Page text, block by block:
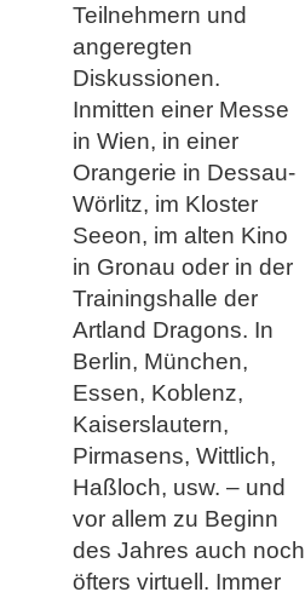
Teilnehmern und
angeregten
Diskussionen.
Inmitten einer Messe
in Wien, in einer
Orangerie in Dessau-
Wörlitz, im Kloster
Seeon, im alten Kino
in Gronau oder in der
Trainingshalle der
Artland Dragons. In
Berlin, München,
Essen, Koblenz,
Kaiserslautern,
Pirmasens, Wittlich,
Haßloch, usw. – und
vor allem zu Beginn
des Jahres auch noch
öfters virtuell. Immer